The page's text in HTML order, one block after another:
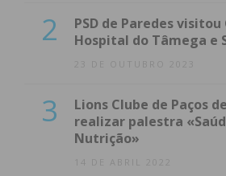
2
PSD de Paredes
Hospital do Tâmega e
23 DE OUTUBRO 2023
3
Lions Clube de Paços
realizar palestra
Nutrição»
14 DE ABRIL 2022